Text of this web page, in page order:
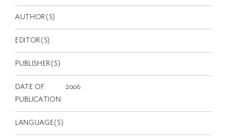
EN
AUTHOR(S)
EDITOR(S)
PUBLISHER(S)
DATE OF
PUBLICATION
2006
LANGUAGE(S)